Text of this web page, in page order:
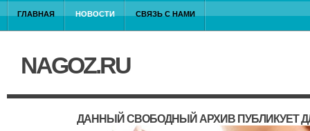
ГЛАВНАЯ НОВОСТИ СВЯЗЬ С НАМИ
NAGOZ.RU
ДАННЫЙ СВОБОДНЫЙ АРХИВ ПУБЛИКУЕТ